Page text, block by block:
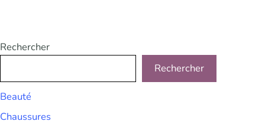
Rechercher
Rechercher
Beauté
Chaussures